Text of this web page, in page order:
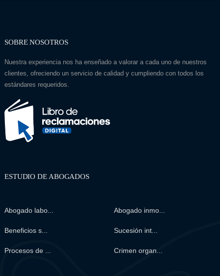
SOBRE NOSOTROS
Nuestra experiencia nos ha enseñado a valorar a cada uno de nuestros
clientes, ofreciendo un servicio de calidad y cumpliendo con todos los
estándares requeridos.
ESTUDIO DE ABOGADOS
Abogado labo... Abogado inmo...
Beneficios s... Sucesión int...
Procesos de ... Crimen organ...